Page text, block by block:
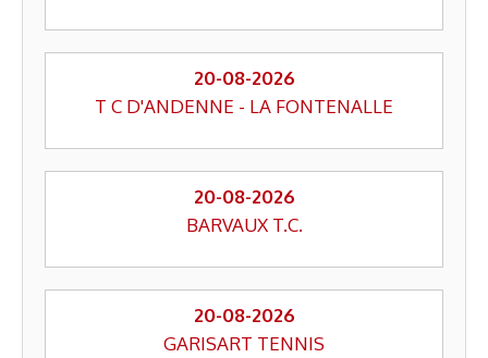
20-08-2026
T C D'ANDENNE - LA FONTENALLE
20-08-2026
BARVAUX T.C.
20-08-2026
GARISART TENNIS